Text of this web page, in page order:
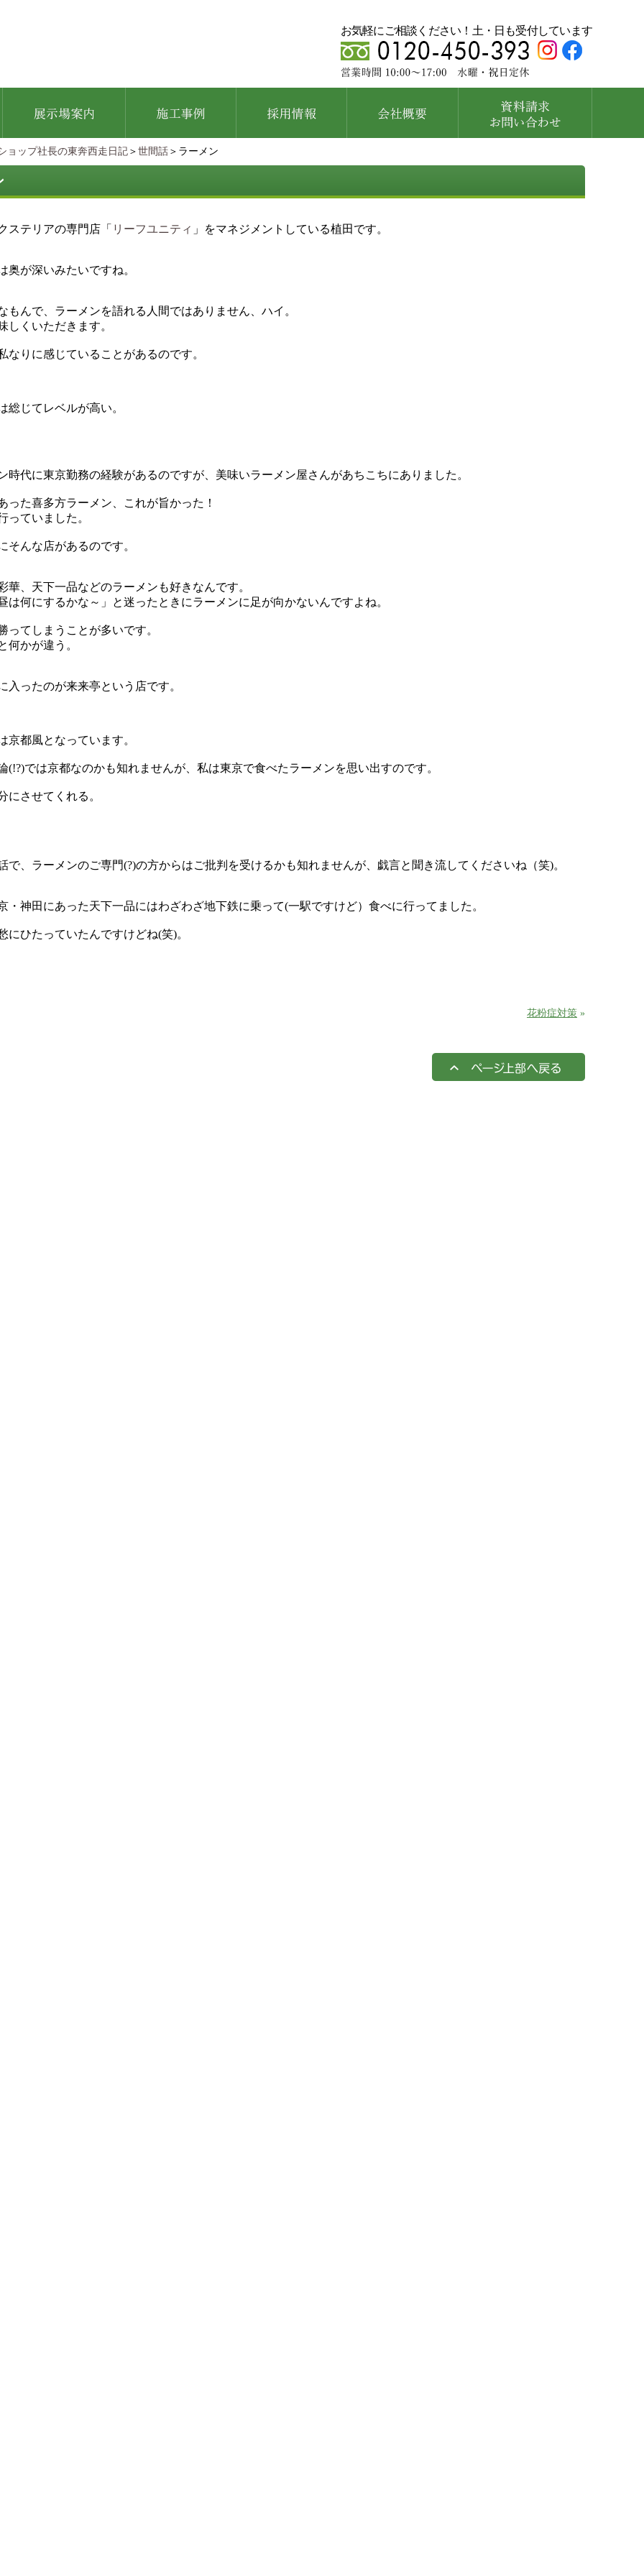
お気軽にご相談ください！土・日も受付しています
ョップ社長の東奔西走日記 ＞ 世間話 ＞ラーメン
ステリアの専門店「 リーフユニティ 」をマネジメントしている植田です。
奥が深いみたいですね。
もんで、ラーメンを語れる人間ではありません、ハイ。
しくいただきます。
なりに感じていることがあるのです。
総じてレベルが高い。
時代に東京勤務の経験があるのですが、美味いラーメン屋さんがあちこちにありました。
った喜多方ラーメン、これが旨かった！
っていました。
そんな店があるのです。
華、天下一品などのラーメンも好きなんです。
は何にするかな～」と迷ったときにラーメンに足が向かないんですよね。
ってしまうことが多いです。
何かが違う。
入ったのが来来亭という店です。
京都風となっています。
(!?)では京都なのかも知れませんが、私は東京で食べたラーメンを思い出すのです。
にさせてくれる。
で、ラーメンのご専門(?)の方からはご批判を受けるかも知れませんが、戯言と聞き流してくださいね（笑)。
・神田にあった天下一品にはわざわざ地下鉄に乗って(一駅ですけど）食べに行ってました。
にひたっていたんですけどね(笑)。
花粉症対策 »